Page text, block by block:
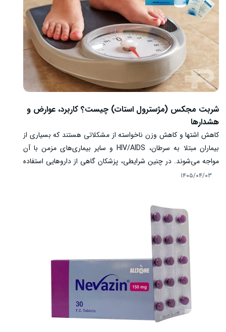
شربت مجکس (مژسترول استات) چیست؟ کاربرد، عوارض و
هشدارها
کاهش اشتها و کاهش وزن ناخواسته از مشکلاتی هستند که بسیاری از
بیماران مبتلا به سرطان، HIV/AIDS و سایر بیماری‌های مزمن با آن
مواجه می‌شوند. در چنین شرایطی، پزشکان گاهی از داروهایی استفاده
می‌کنند که بتوانند اشتهای بیمار را افزایش داده و به بهبود وضعیت
افزایش‌دهنده اشتها شناخته می‌شود.
۱۴۰۵/۰۴/۰۳